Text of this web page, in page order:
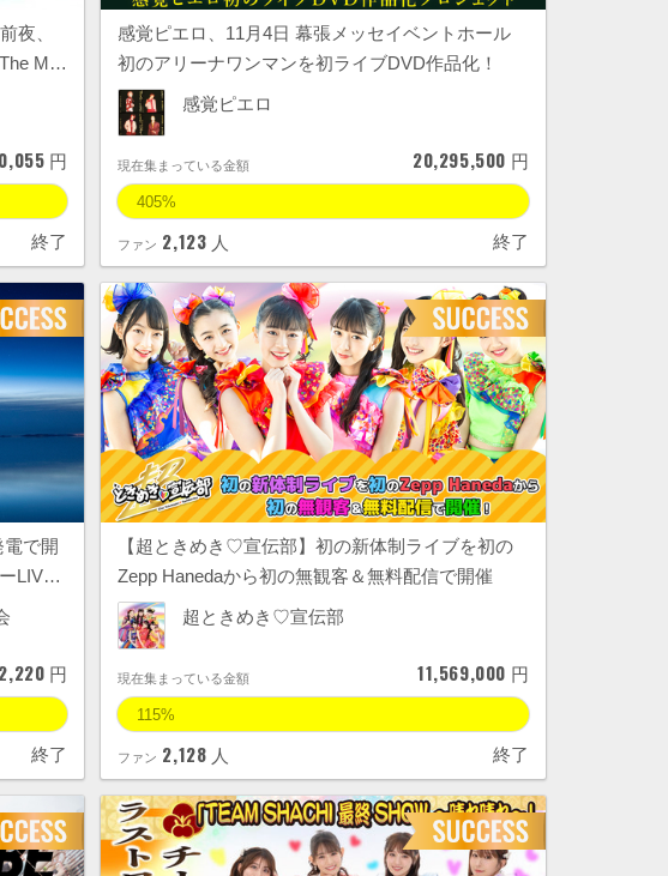
夜、
M…
円
終了
感覚ピエロ、11月4日 幕張メッセイベントホール
初のアリーナワンマンを初ライブDVD作品化！
感覚ピエロ
現在集まっている金額 20,295,500 円
405%
ファン 2,123 人 終了
電で開
LIV…
円
終了
【超ときめき♡宣伝部】初の新体制ライブを初の
Zepp Hanedaから初の無観客＆無料配信で開催
超ときめき♡宣伝部
現在集まっている金額 11,569,000 円
115%
ファン 2,128 人 終了